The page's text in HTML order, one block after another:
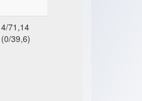
4/71,14
(0/39,6)